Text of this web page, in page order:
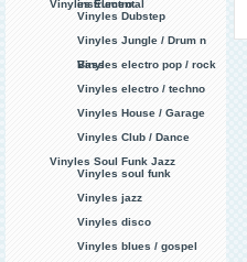
instrumental
Vinyles Electro
Vinyles Dubstep
Vinyles Jungle / Drum n
Bass
Vinyles electro pop / rock
Vinyles electro / techno
Vinyles House / Garage
Vinyles Club / Dance
Vinyles Soul Funk Jazz
Vinyles soul funk
Vinyles jazz
Vinyles disco
Vinyles blues / gospel